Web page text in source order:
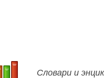
Словари и